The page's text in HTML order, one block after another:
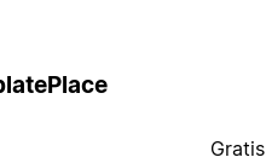
Gratis